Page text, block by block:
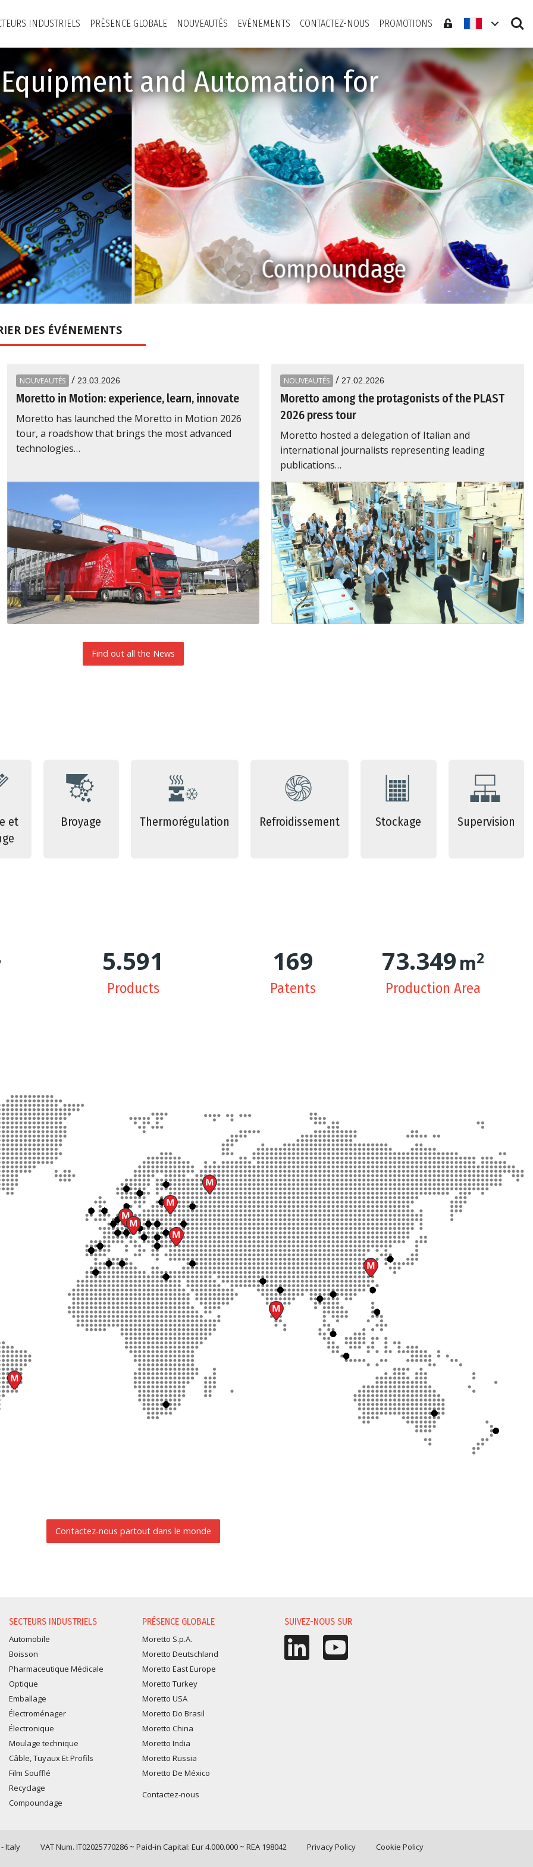
INDUSTRIELS PRÉSENCE GLOBALE NOUVEAUTÉS EVÉNEMENTS CONTACTEZ-NOUS PROMOTIONS Search
and Automation for
Compoundage
DES ÉVÉNEMENTS
NOUVEAUTÉS / 23.03.2026
Moretto in Motion: experience, learn, innovate
Moretto has launched the Moretto in Motion 2026
tour, a roadshow that brings the most advanced
technologies…
NOUVEAUTÉS /27.02.2026
Moretto among the protagonists of the PLAST
2026 press tour
Moretto hosted a delegation of Italian and
international journalists representing leading
publications…
Find out all the News
et
Broyage Thermorégulation Refroidissement Stockage Supervision
5.642
Products
171
Patents
74.704m2
Production Area
Contactez-nous partout dans le monde
SECTEURS INDUSTRIELS
Automobile
Boisson
Pharmaceutique Médicale
Optique
Emballage
Électroménager
Électronique
Moulage technique
Câble, Tuyaux Et Profils
Film Soufflé
Recyclage
Compoundage
PRÉSENCE GLOBALE
Moretto S.p.A.
Moretto Deutschland
Moretto East Europe
Moretto Turkey
Moretto USA
Moretto Do Brasil
Moretto China
Moretto India
Moretto Russia
Moretto De México
Contactez-nous
SUIVEZ-NOUS SUR
Italy VAT Num. IT02025770286 ~ Paid-in Capital: Eur 4.000.000 ~ REA 198042 Privacy Policy Cookie Policy